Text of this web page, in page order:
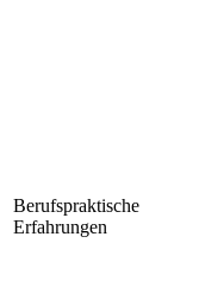
Berufspraktische
Erfahrungen